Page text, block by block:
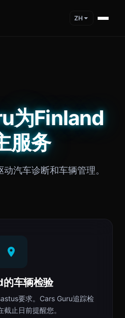
ZH
为Finland
服务
汽车诊断和车辆管理。
车辆检验
要求。Cars Guru追踪检
止日前提醒您。